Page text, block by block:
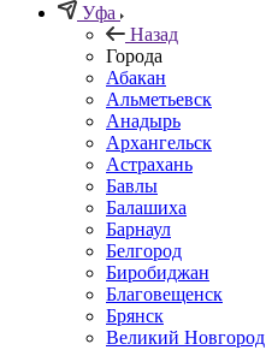
Уфа
Назад
Города
Абакан
Альметьевск
Анадырь
Архангельск
Астрахань
Бавлы
Балашиха
Барнаул
Белгород
Биробиджан
Благовещенск
Брянск
Великий Новгород